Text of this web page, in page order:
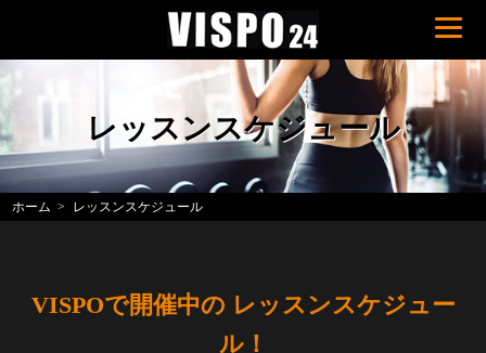
レッスンスケジュール
ホーム レッスンスケジュール
VISPOで開催中の レッスンスケジュー
ル！